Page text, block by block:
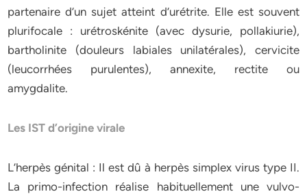
partenaire d’un sujet atteint d’urétrite. Elle est souvent
plurifocale : urétroskénite (avec dysurie, pollakiurie),
bartholinite (douleurs labiales unilatérales), cervicite
(leucorrhées purulentes), annexite, rectite ou
amygdalite.
Les IST d’origine virale
L’herpès génital : Il est dû à herpès simplex virus type II.
La primo-infection réalise habituellement une vulvo-